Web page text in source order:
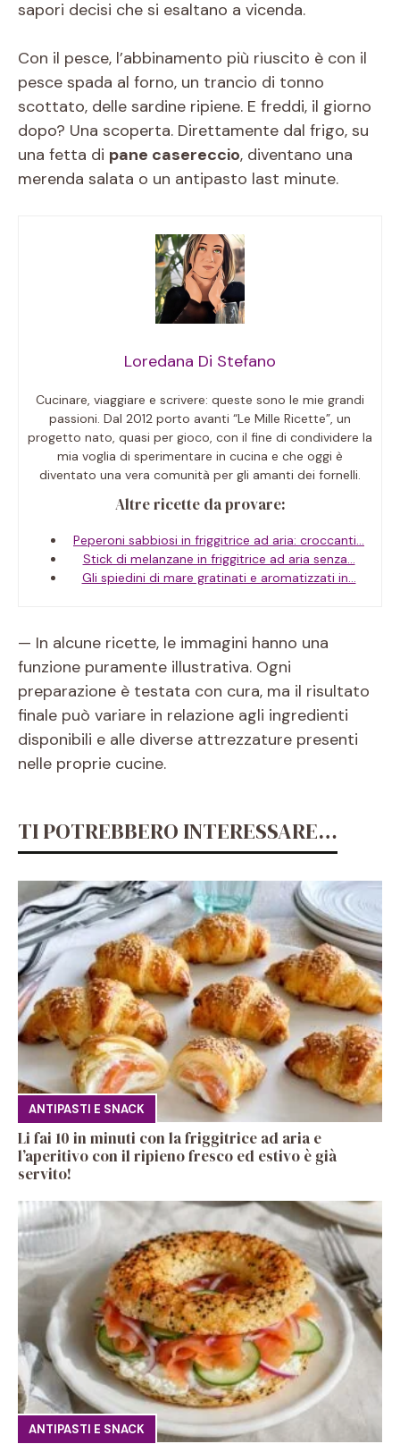
sapori decisi che si esaltano a vicenda.
Con il pesce, l’abbinamento più riuscito è con il
pesce spada al forno, un trancio di tonno
scottato, delle sardine ripiene. E freddi, il giorno
dopo? Una scoperta. Direttamente dal frigo, su
una fetta di pane casereccio, diventano una
merenda salata o un antipasto last minute.
Loredana Di Stefano
Cucinare, viaggiare e scrivere: queste sono le mie grandi
passioni. Dal 2012 porto avanti “Le Mille Ricette”, un
progetto nato, quasi per gioco, con il fine di condividere la
mia voglia di sperimentare in cucina e che oggi è
diventato una vera comunità per gli amanti dei fornelli.
Altre ricette da provare:
Peperoni sabbiosi in friggitrice ad aria: croccanti…
Stick di melanzane in friggitrice ad aria senza…
Gli spiedini di mare gratinati e aromatizzati in…
— In alcune ricette, le immagini hanno una
funzione puramente illustrativa. Ogni
preparazione è testata con cura, ma il risultato
finale può variare in relazione agli ingredienti
disponibili e alle diverse attrezzature presenti
nelle proprie cucine.
TI POTREBBERO INTERESSARE…
ANTIPASTI E SNACK
Li fai 10 in minuti con la friggitrice ad aria e
l’aperitivo con il ripieno fresco ed estivo è già
servito!
ANTIPASTI E SNACK